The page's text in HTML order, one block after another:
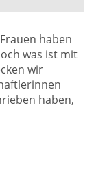
haben
was ist mit
wir
haben,